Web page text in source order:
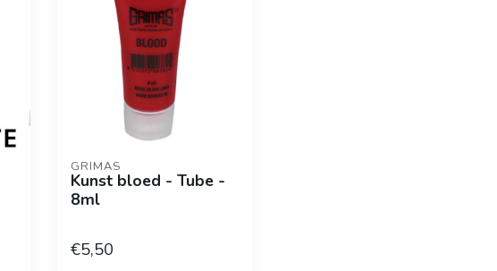
GRIMAS
Kunst bloed - Tube -
8ml
€5,50